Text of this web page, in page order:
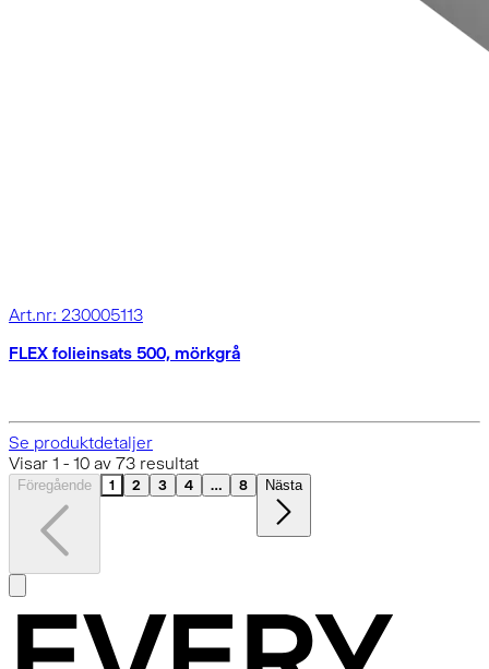
Art.nr: 230005113
FLEX folieinsats 500, mörkgrå
Se produktdetaljer
Visar 1 - 10 av 73 resultat
Föregående 1 2 3 4 ... 8 Nästa